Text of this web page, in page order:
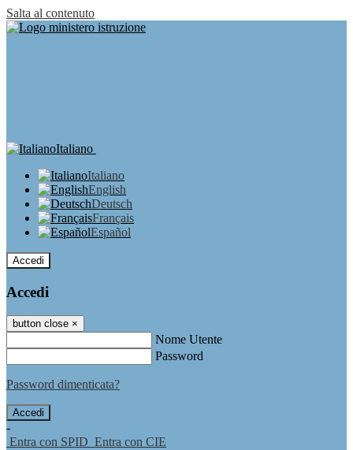
Salta al contenuto
Italiano
Italiano
English
Deutsch
Français
Español
Accedi
Accedi
button close ×
Nome Utente
Password
Password dimenticata?
-
Entra con SPID Entra con CIE